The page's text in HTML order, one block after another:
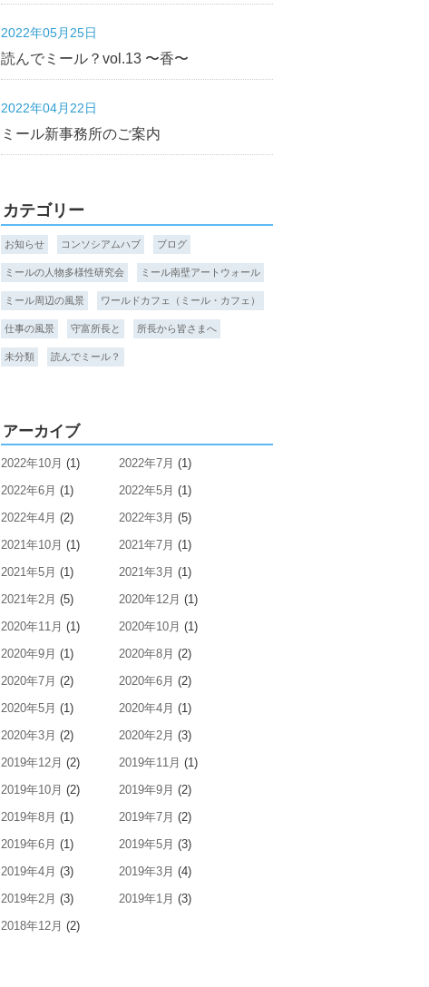
2022年05月25日
読んでミール？vol.13 〜香〜
2022年04月22日
ミール新事務所のご案内
カテゴリー
お知らせ コンソシアムハブ ブログ
ミールの人物多様性研究会 ミール南壁アートウォール
ミール周辺の風景 ワールドカフェ（ミール・カフェ）
仕事の風景 守富所長と 所長から皆さまへ
未分類 読んでミール？
アーカイブ
2022年10月 (1) 2022年7月 (1)
2022年6月 (1) 2022年5月 (1)
2022年4月 (2) 2022年3月 (5)
2021年10月 (1) 2021年7月 (1)
2021年5月 (1) 2021年3月 (1)
2021年2月 (5) 2020年12月 (1)
2020年11月 (1) 2020年10月 (1)
2020年9月 (1) 2020年8月 (2)
2020年7月 (2) 2020年6月 (2)
2020年5月 (1) 2020年4月 (1)
2020年3月 (2) 2020年2月 (3)
2019年12月 (2) 2019年11月 (1)
2019年10月 (2) 2019年9月 (2)
2019年8月 (1) 2019年7月 (2)
2019年6月 (1) 2019年5月 (3)
2019年4月 (3) 2019年3月 (4)
2019年2月 (3) 2019年1月 (3)
2018年12月 (2)